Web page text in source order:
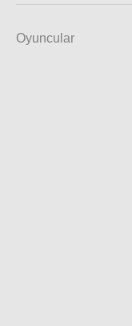
Oyuncular